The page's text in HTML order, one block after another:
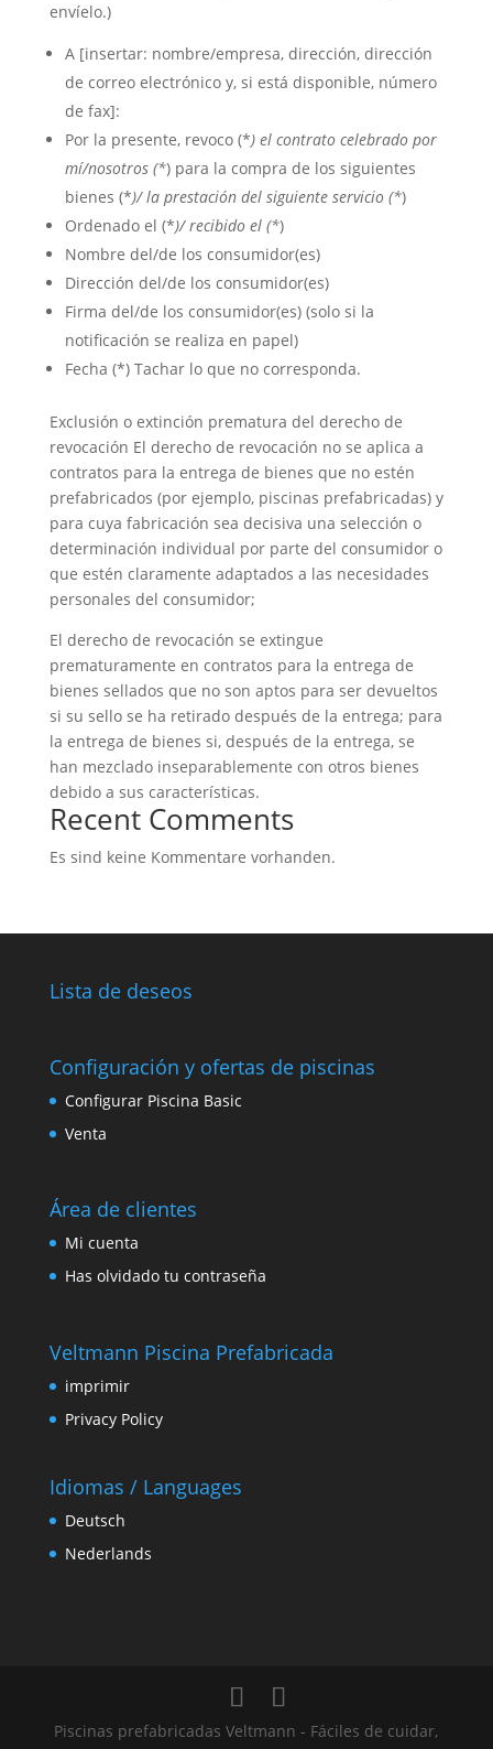
envíelo.)
A [insertar: nombre/empresa, dirección, dirección
de correo electrónico y, si está disponible, número
de fax]:
Por la presente, revoco (*) el contrato celebrado por
mí/nosotros (*) para la compra de los siguientes
bienes (*)/ la prestación del siguiente servicio (*)
Ordenado el (*)/ recibido el (*)
Nombre del/de los consumidor(es)
Dirección del/de los consumidor(es)
Firma del/de los consumidor(es) (solo si la
notificación se realiza en papel)
Fecha (*) Tachar lo que no corresponda.
Exclusión o extinción prematura del derecho de
revocación El derecho de revocación no se aplica a
contratos para la entrega de bienes que no estén
prefabricados (por ejemplo, piscinas prefabricadas) y
para cuya fabricación sea decisiva una selección o
determinación individual por parte del consumidor o
que estén claramente adaptados a las necesidades
personales del consumidor;
El derecho de revocación se extingue
prematuramente en contratos para la entrega de
bienes sellados que no son aptos para ser devueltos
si su sello se ha retirado después de la entrega; para
la entrega de bienes si, después de la entrega, se
han mezclado inseparablemente con otros bienes
debido a sus características.
Recent Comments
Es sind keine Kommentare vorhanden.
Lista de deseos
Configuración y ofertas de piscinas
Configurar Piscina Basic
Venta
Área de clientes
Mi cuenta
Has olvidado tu contraseña
Veltmann Piscina Prefabricada
imprimir
Privacy Policy
Idiomas / Languages
Deutsch
Nederlands
Piscinas prefabricadas Veltmann - Fáciles de cuidar,